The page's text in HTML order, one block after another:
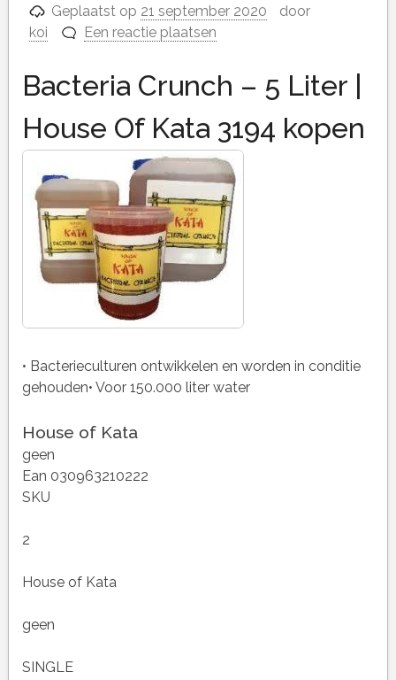
Geplaatst op 21 september 2020
door
koi
Een reactie plaatsen
Bacteria Crunch – 5 Liter |
House Of Kata 3194 kopen
• Bacterieculturen ontwikkelen en worden in conditie
gehouden• Voor 150.000 liter water
House of Kata
geen
Ean 030963210222
SKU
2
House of Kata
geen
SINGLE